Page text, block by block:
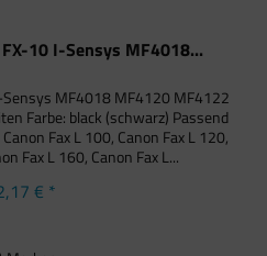
10 I-Sensys MF4018...
Sensys MF4018 MF4120 MF4122
Farbe: black (schwarz) Passend
Fax L 100, Canon Fax L 120,
Fax L 160, Canon Fax L...
€ *